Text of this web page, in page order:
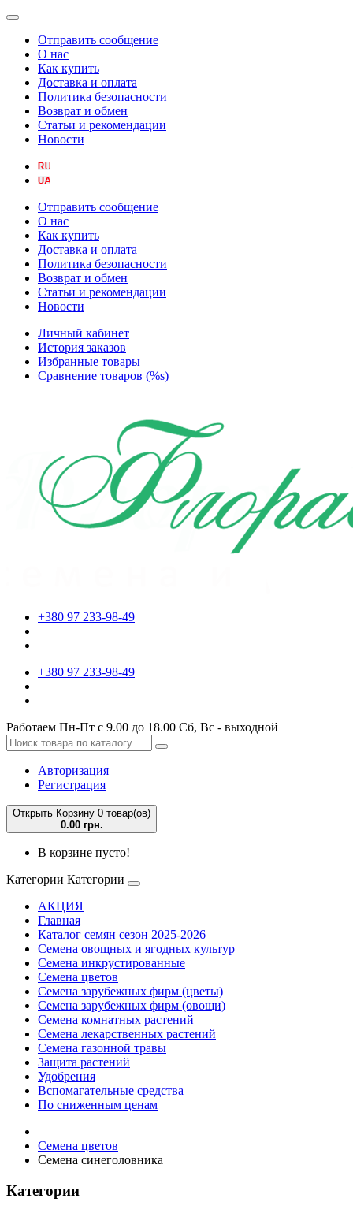
Отправить сообщение
О нас
Как купить
Доставка и оплата
Политика безопасности
Возврат и обмен
Статьи и рекомендации
Новости
Отправить сообщение
О нас
Как купить
Доставка и оплата
Политика безопасности
Возврат и обмен
Статьи и рекомендации
Новости
Личный кабинет
История заказов
Избранные товары
Сравнение товаров (%s)
+380 97 233-98-49
+380 97 233-98-49
Работаем Пн-Пт с 9.00 до 18.00 Сб, Вс - выходной
Авторизация
Регистрация
Открыть Корзину 0 товар(ов)
0.00 грн.
В корзине пусто!
Категории Категории
АКЦИЯ
Главная
Каталог семян сезон 2025-2026
Семена овощных и ягодных культур
Семена инкрустированные
Семена цветов
Семена зарубежных фирм (цветы)
Семена зарубежных фирм (овощи)
Семена комнатных растений
Семена лекарственных растений
Семена газонной травы
Защита растений
Удобрения
Вспомагательные средства
По сниженным ценам
Семена цветов
Семена синеголовника
Категории